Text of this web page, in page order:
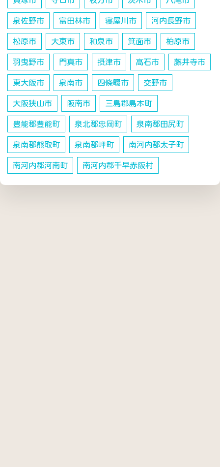
泉佐野市 富田林市 寝屋川市 河内長野市
松原市 大東市 和泉市 箕面市 柏原市
羽曳野市 門真市 摂津市 高石市 藤井寺市
東大阪市 泉南市 四條畷市 交野市
大阪狭山市 阪南市 三島郡島本町
豊能郡豊能町 泉北郡忠岡町 泉南郡田尻町
泉南郡熊取町 泉南郡岬町 南河内郡太子町
南河内郡河南町 南河内郡千早赤阪村